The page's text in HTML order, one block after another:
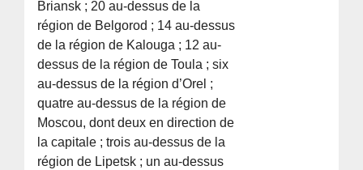
Briansk ; 20 au-dessus de la
région de Belgorod ; 14 au-dessus
de la région de Kalouga ; 12 au-
dessus de la région de Toula ; six
au-dessus de la région d’Orel ;
quatre au-dessus de la région de
Moscou, dont deux en direction de
la capitale ; trois au-dessus de la
région de Lipetsk ; un au-dessus